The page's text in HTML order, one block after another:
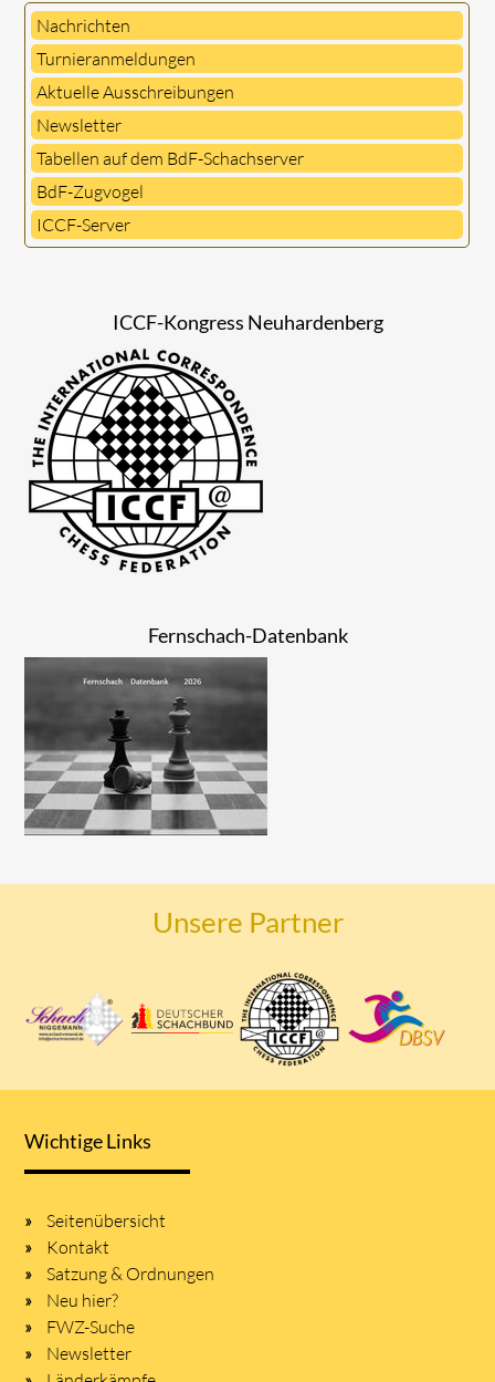
Nachrichten
Turnieranmeldungen
Aktuelle Ausschreibungen
Newsletter
Tabellen auf dem BdF-Schachserver
BdF-Zugvogel
ICCF-Server
ICCF-Kongress Neuhardenberg
Fernschach-Datenbank
Unsere Partner
Wichtige Links
Seitenübersicht
Kontakt
Satzung & Ordnungen
Neu hier?
FWZ-Suche
Newsletter